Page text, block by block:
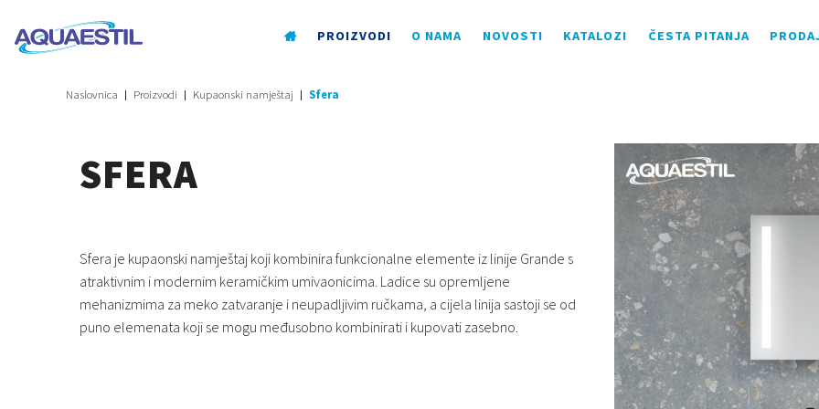
PROIZVODI O NAMA NOVOSTI KATALOZI ČESTA PITANJA
Naslovnica Proizvodi Kupaonski namještaj Sfera
SFERA
Sfera je kupaonski namještaj koji kombinira funkcionalne elemente iz linije Grande s
atraktivnim i modernim keramičkim umivaonicima. Ladice su opremljene
mehanizmima za meko zatvaranje i neupadljivim ručkama, a cijela linija sastoji se od
puno elemenata koji se mogu međusobno kombinirati i kupovati zasebno.